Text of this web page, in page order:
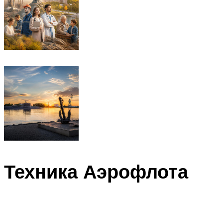
Техника Аэрофлота